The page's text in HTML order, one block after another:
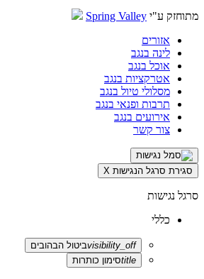
מתוחזק ע"י Spring Valley
אזורים
לינה בנגב
אוכל בנגב
אטרקציות בנגב
מסלולי טיול בנגב
תרבות ופנאי בנגב
אירועים בנגב
צור קשר
סגירת סרגל הנגישות X
סרגל נגישות
כללי
visibility_offביטול הבהובים
titleסימון כותרות